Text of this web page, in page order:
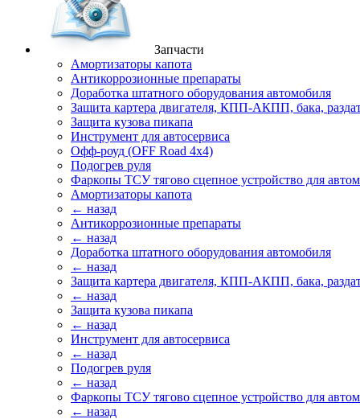
Запчасти
Амортизаторы капота
Антикоррозионные препараты
Доработка штатного оборудования автомобиля
Защита картера двигателя, КПП-АКПП, бака,
Защита кузова пикапа
Инструмент для автосервиса
Офф-роуд (OFF Road 4x4)
Подогрев руля
Фаркопы ТСУ тягово сцепное устройство для
Амортизаторы капота
← назад
Антикоррозионные препараты
← назад
Доработка штатного оборудования автомобиля
← назад
Защита картера двигателя, КПП-АКПП, бака,
← назад
Защита кузова пикапа
← назад
Инструмент для автосервиса
← назад
Подогрев руля
← назад
Фаркопы ТСУ тягово сцепное устройство для
← назад